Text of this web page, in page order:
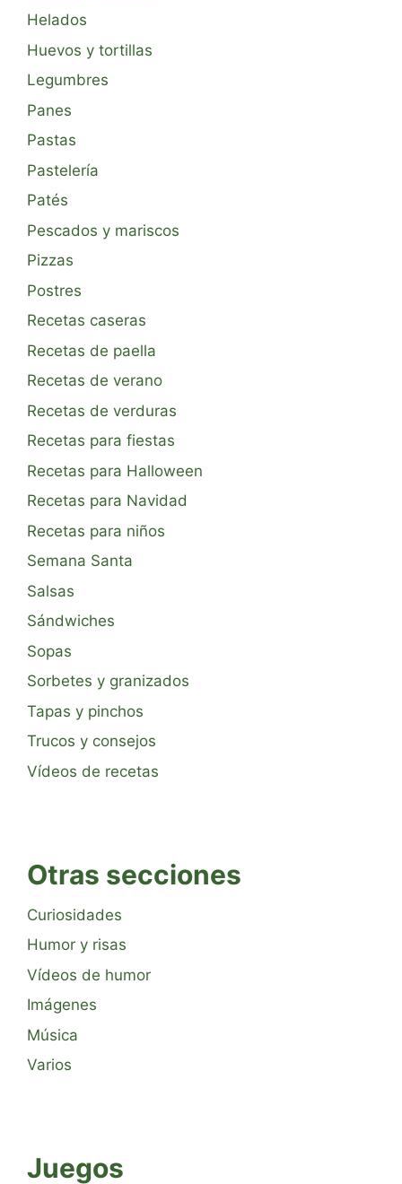
Helados
Huevos y tortillas
Legumbres
Panes
Pastas
Pastelería
Patés
Pescados y mariscos
Pizzas
Postres
Recetas caseras
Recetas de paella
Recetas de verano
Recetas de verduras
Recetas para fiestas
Recetas para Halloween
Recetas para Navidad
Recetas para niños
Semana Santa
Salsas
Sándwiches
Sopas
Sorbetes y granizados
Tapas y pinchos
Trucos y consejos
Vídeos de recetas
Otras secciones
Curiosidades
Humor y risas
Vídeos de humor
Imágenes
Música
Varios
Juegos